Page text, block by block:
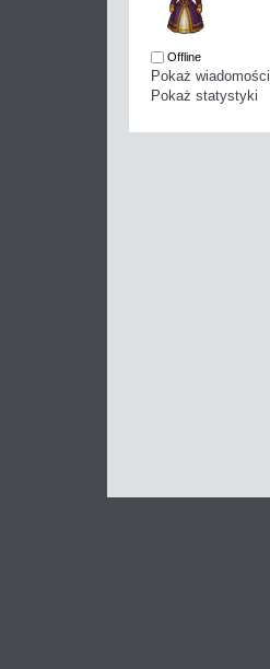
Offline
Pokaż wiadomości
Pokaż statystyki